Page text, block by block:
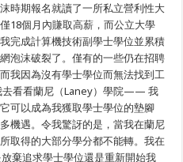
時期報名就讀了一所私立營利性大
18個月內賺取高薪，而公立大學
完成計算機技術副學士學位並累積
泡沫破裂了。僅有的一些仍在招聘
我因為沒有學士學位而無法找到工
去看看蘭尼（Laney）學院—— 我
可以成為我獲取學士學位的墊腳
機遇。令我驚訝的是，當我在蘭尼
取得的大部分學分都不能轉。我在
棄追求學士學位還是重新開始我